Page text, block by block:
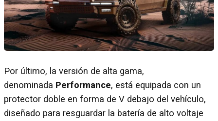
Por último, la versión de alta gama,
denominada Performance, está equipada con un
protector doble en forma de V debajo del vehículo,
diseñado para resguardar la batería de alto voltaje